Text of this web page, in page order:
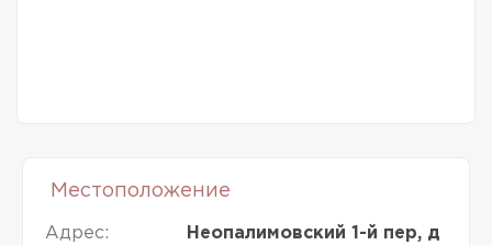
Местоположение
Адрес:
Неопалимовский 1-й пер, д